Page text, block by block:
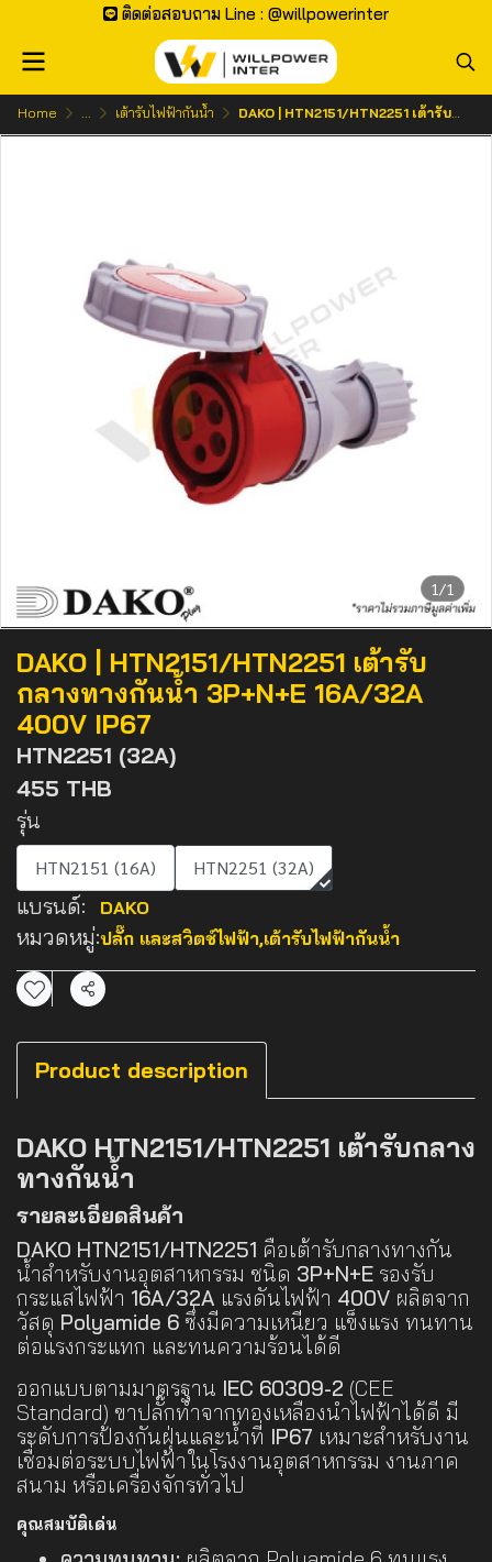
ติดต่อสอบถาม Line : @willpowerinter
Home ... เต้ารับไฟฟ้ากันน้ำ DAKO | HTN2151/HTN2251 เต้ารับกลางทางกันน้ำ 3P+N+E 16A/32A 400V IP67
1/1
DAKO | HTN2151/HTN2251 เต้ารับ
กลางทางกันน้ำ 3P+N+E 16A/32A
400V IP67
HTN2251 (32A)
455 THB
รุ่น
HTN2151 (16A) HTN2251 (32A)
แบรนด์: DAKO
หมวดหมู่:ปลั๊ก และสวิตช์ไฟฟ้า,เต้ารับไฟฟ้ากันน้ำ
แชร์
Product description
DAKO HTN2151/HTN2251 เต้ารับกลาง
ทางกันน้ำ
รายละเอียดสินค้า
DAKO HTN2151/HTN2251 คือเต้ารับกลางทางกัน
น้ำสำหรับงานอุตสาหกรรม ชนิด 3P+N+E รองรับ
กระแสไฟฟ้า 16A/32A แรงดันไฟฟ้า 400V ผลิตจาก
วัสดุ Polyamide 6 ซึ่งมีความเหนียว แข็งแรง ทนทาน
ต่อแรงกระแทก และทนความร้อนได้ดี
ออกแบบตามมาตรฐาน IEC 60309-2 (CEE
Standard) ขาปลั๊กทำจากทองเหลืองนำไฟฟ้าได้ดี มี
ระดับการป้องกันฝุ่นและน้ำที่ IP67 เหมาะสำหรับงาน
เชื่อมต่อระบบไฟฟ้าในโรงงานอุตสาหกรรม งานภาค
สนาม หรือเครื่องจักรทั่วไป
คุณสมบัติเด่น